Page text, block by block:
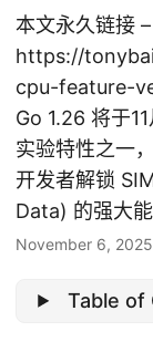
本文永久链接 –
https://
cpu-feature-
Go 1.26 将于
实验特性之一
开发者解锁
Data) 的强大
November 6, 2025
Table of